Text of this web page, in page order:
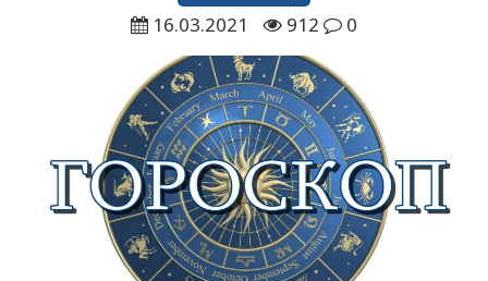
16.03.2021
912 0